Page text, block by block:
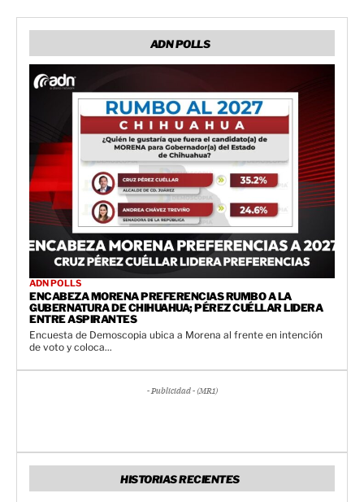
ADN POLLS
ADN POLLS
ENCABEZA MORENA PREFERENCIAS RUMBO A LA
GUBERNATURA DE CHIHUAHUA; PÉREZ CUÉLLAR LIDERA
ENTRE ASPIRANTES
Encuesta de Demoscopia ubica a Morena al frente en intención
de voto y coloca...
- Publicidad - (MR1)
HISTORIAS RECIENTES